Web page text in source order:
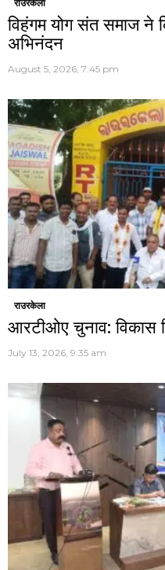
राउरकेला
विहंगम योग संत समाज ने
अभिनंदन
August 5, 2026, 7:45 pm
राउरकेला
आरटीओए चुनाव: विकास
July 13, 2026, 9:35 am